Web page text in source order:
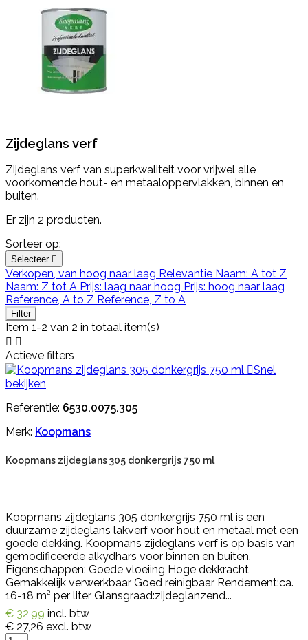
Zijdeglans verf
Zijdeglans verf van superkwaliteit voor vrijwel alle
voorkomende hout- en metaaloppervlakken, binnen en
buiten.
Er zijn 2 producten.
Sorteer op:
Selecteer 
Verkopen, van hoog naar laag Relevantie Naam: A tot Z
Naam: Z tot A Prijs: laag naar hoog Prijs: hoog naar laag
Reference, A to Z Reference, Z to A
Filter
Item 1-2 van 2 in totaal item(s)
 
Actieve filters
Snel
bekijken
Referentie: 6530.0075.305
Merk: Koopmans
Koopmans zijdeglans 305 donkergrijs 750 ml
Koopmans zijdeglans 305 donkergrijs 750 ml is een
duurzame zijdeglans lakverf voor hout en metaal met een
goede dekking. Koopmans zijdeglans verf is op basis van
gemodificeerde alkydhars voor binnen en buiten.
Eigenschappen: Goede vloeiing Hoge dekkracht
Gemakkelijk verwerkbaar Goed reinigbaar Rendement:ca.
16-18 m² per liter Glansgraad:zijdeglanzend...
€ 32,99 incl. btw
€ 27,26 excl. btw